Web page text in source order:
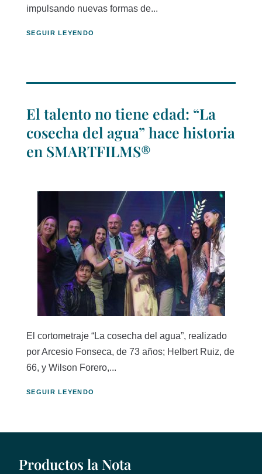
impulsando nuevas formas de...
SEGUIR LEYENDO
El talento no tiene edad: “La
cosecha del agua” hace historia
en SMARTFILMS®
El cortometraje “La cosecha del agua”, realizado
por Arcesio Fonseca, de 73 años; Helbert Ruiz, de
66, y Wilson Forero,...
SEGUIR LEYENDO
Productos la Nota